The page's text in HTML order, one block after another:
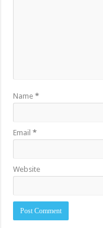
Name*
Email*
Website